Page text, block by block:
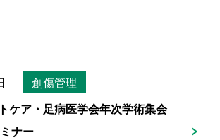
創傷管理
ケア・足病医学会年次学術集会
ナー